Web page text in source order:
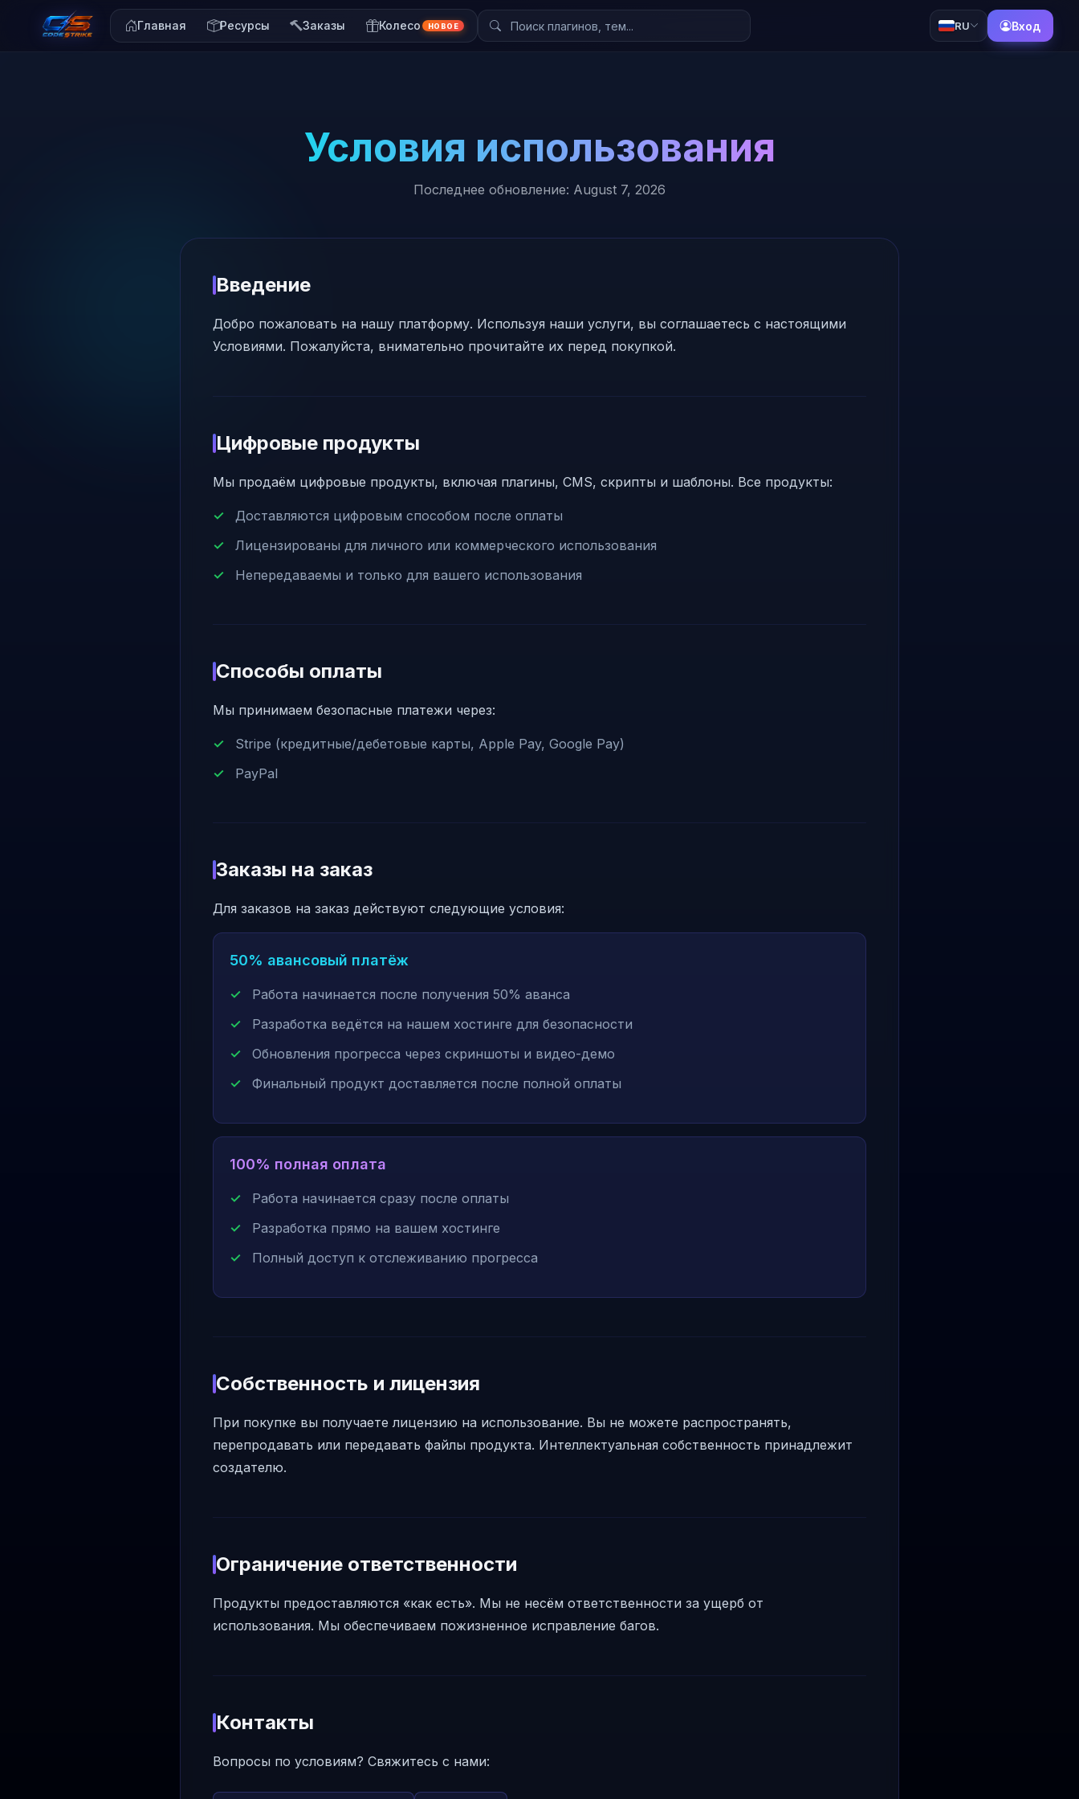
Главная Ресурсы Заказы Колесо НОВОЕ RU Вход
Условия использования
Последнее обновление: August 7, 2026
Введение
Добро пожаловать на нашу платформу. Используя наши услуги, вы соглашаетесь с настоящими
Условиями. Пожалуйста, внимательно прочитайте их перед покупкой.
Цифровые продукты
Мы продаём цифровые продукты, включая плагины, CMS, скрипты и шаблоны. Все продукты:
Доставляются цифровым способом после оплаты
Лицензированы для личного или коммерческого использования
Непередаваемы и только для вашего использования
Способы оплаты
Мы принимаем безопасные платежи через:
Stripe (кредитные/дебетовые карты, Apple Pay, Google Pay)
PayPal
Заказы на заказ
Для заказов на заказ действуют следующие условия:
50% авансовый платёж
Работа начинается после получения 50% аванса
Разработка ведётся на нашем хостинге для безопасности
Обновления прогресса через скриншоты и видео-демо
Финальный продукт доставляется после полной оплаты
100% полная оплата
Работа начинается сразу после оплаты
Разработка прямо на вашем хостинге
Полный доступ к отслеживанию прогресса
Собственность и лицензия
При покупке вы получаете лицензию на использование. Вы не можете распространять,
перепродавать или передавать файлы продукта. Интеллектуальная собственность принадлежит
создателю.
Ограничение ответственности
Продукты предоставляются «как есть». Мы не несём ответственности за ущерб от
использования. Мы обеспечиваем пожизненное исправление багов.
Контакты
Вопросы по условиям? Свяжитесь с нами: